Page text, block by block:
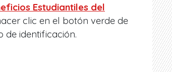
Estudiantiles del
clic en el botón verde de
de identificación.